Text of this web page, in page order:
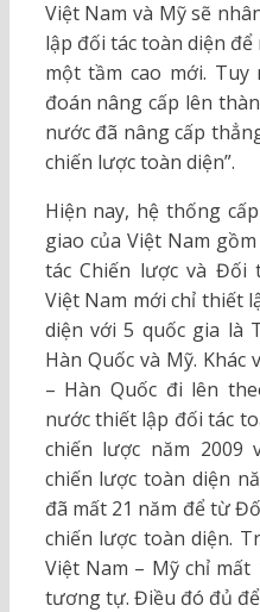
Việt Nam và Mỹ sẽ
lập đối tác toàn diện
một tầm cao mới.
đoán nâng cấp lên
nước đã nâng cấp
chiến lược toàn diện”.
Hiện nay, hệ thống
giao của Việt Nam
tác Chiến lược và Đối
Việt Nam mới chỉ thiết
diện với 5 quốc gia là
Hàn Quốc và Mỹ.
– Hàn Quốc đi lên
nước thiết lập đối tác
chiến lược năm 2009
chiến lược toàn diện
đã mất 21 năm để từ
chiến lược toàn diện.
Việt Nam – Mỹ chỉ
tương tự. Điều đó đủ